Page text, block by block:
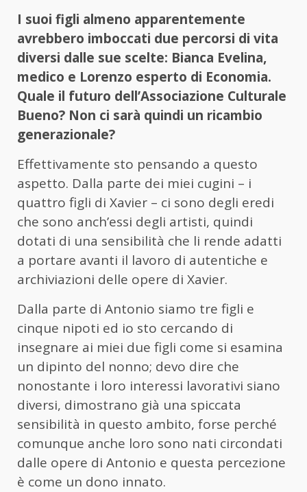
I suoi figli almeno apparentemente
avrebbero imboccati due percorsi di vita
diversi dalle sue scelte: Bianca Evelina,
medico e Lorenzo esperto di Economia.
Quale il futuro dell’Associazione Culturale
Bueno? Non ci sarà quindi un ricambio
generazionale?
Effettivamente sto pensando a questo
aspetto. Dalla parte dei miei cugini – i
quattro figli di Xavier – ci sono degli eredi
che sono anch’essi degli artisti, quindi
dotati di una sensibilità che li rende adatti
a portare avanti il lavoro di autentiche e
archiviazioni delle opere di Xavier.
Dalla parte di Antonio siamo tre figli e
cinque nipoti ed io sto cercando di
insegnare ai miei due figli come si esamina
un dipinto del nonno; devo dire che
nonostante i loro interessi lavorativi siano
diversi, dimostrano già una spiccata
sensibilità in questo ambito, forse perché
comunque anche loro sono nati circondati
dalle opere di Antonio e questa percezione
è come un dono innato.